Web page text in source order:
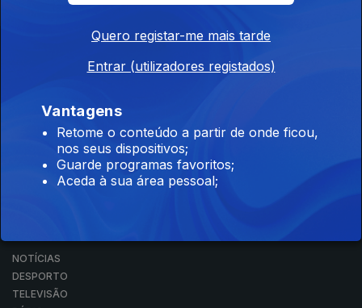
NOTÍCIAS
DESPORTO
TELEVISÃO
Quero registar-me mais tarde
Entrar (utilizadores registados)
Vantagens
Retome o conteúdo a partir de onde ficou,
nos seus dispositivos;
Guarde programas favoritos;
Aceda à sua área pessoal;